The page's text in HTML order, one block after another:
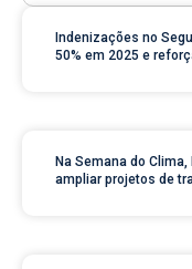
Indenizações no
50% em 2025 e
Na Semana do
ampliar projetos de